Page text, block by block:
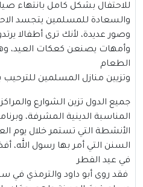
للاحتفال بشكل كامل بانتهاء
والسعادة للمسلمين يتجسد
وصور عديدة، لأنك ترى أطفالا
وأمهات يصنعن كعكات العيد،
الطعام
وتزيين منازل المسلمين
جميع الدول تزين الشوارع والمراكز
المناسبة الدينية المشرفة،
الأنشطة التي تستمر خلال يوم
السنن التي أمر بها رسول الله،
في عيد الفطر
فقد روى أبو داود والترمذي في